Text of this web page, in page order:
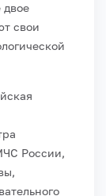
двое
свои
России,